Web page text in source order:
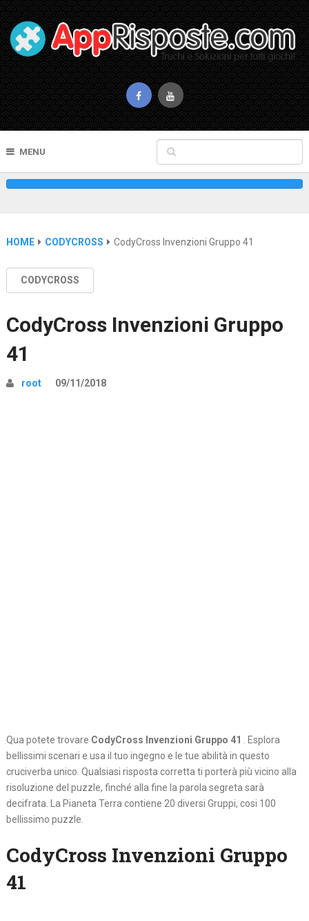
MENU
HOME CODYCROSS CodyCross Invenzioni Gruppo 41
CODYCROSS
CodyCross Invenzioni Gruppo
41
root 09/11/2018
Qua potete trovare CodyCross Invenzioni Gruppo 41 . Esplora
bellissimi scenari e usa il tuo ingegno e le tue abilità in questo
cruciverba unico. Qualsiasi risposta corretta ti porterà più vicino alla
risoluzione del puzzle, finché alla fine la parola segreta sarà
decifrata. La Pianeta Terra contiene 20 diversi Gruppi, cosi 100
bellissimo puzzle.
CodyCross Invenzioni Gruppo
41